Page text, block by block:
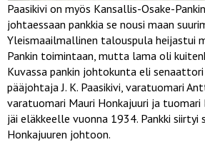
Paasikivi on myös Kansallis-Osake-
johtaessaan pankkia se nousi maan
Yleismaailmallinen talouspula heijastui
Pankin toimintaan, mutta lama oli
Kuvassa pankin johtokunta eli senaattori
pääjohtaja J. K. Paasikivi, varatuomari
varatuomari Mauri Honkajuuri ja tuomari
jäi eläkkeelle vuonna 1934. Pankki siirtyi
Honkajuuren johtoon.